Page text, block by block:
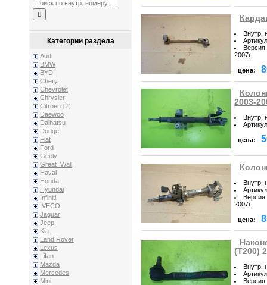
Категории раздела
Audi
BMW
BYD
Chery
Chevrolet
Chrysler
Citroen (2)
Daewoo
Daihatsu
Dodge
Fiat
Ford
Geely
Great_Wall
Haval
Honda
Hyundai
Infiniti
IVECO
Jaguar
Jeep
Kia
Land Rover
Lexus
Lifan
Mazda
Mercedes
Mini
Внутр.
Артикул
Версия:
2007г.
цена:
2003-
Внутр.
Артикул
цена:
Внутр.
Артикул
Версия:
2007г.
цена:
(T200)
Внутр.
Артикул
Версия: